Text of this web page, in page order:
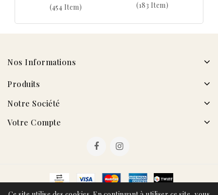
(454 Item) (183 Item)
Nos Informations
Produits
Notre Société
Votre Compte